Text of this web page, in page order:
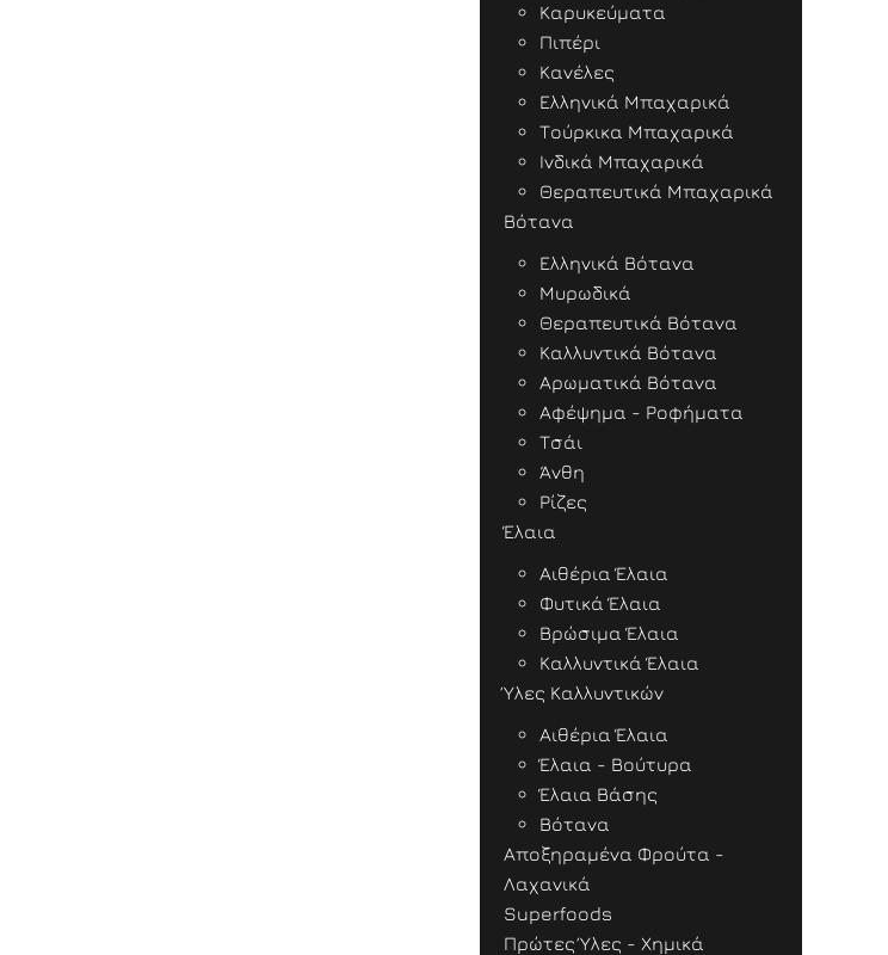
Καρυκεύματα
Πιπέρι
Κανέλες
Ελληνικά Μπαχαρικά
Τούρκικα Μπαχαρικά
Ινδικά Μπαχαρικά
Θεραπευτικά Μπαχαρικά
Βότανα
Ελληνικά Βότανα
Μυρωδικά
Θεραπευτικά Βότανα
Καλλυντικά Βότανα
Αρωματικά Βότανα
Αφέψημα - Ροφήματα
Τσάι
Άνθη
Ρίζες
Έλαια
Αιθέρια Έλαια
Φυτικά Έλαια
Βρώσιμα Έλαια
Καλλυντικά Έλαια
Ύλες Καλλυντικών
Αιθέρια Έλαια
Έλαια - Βούτυρα
Έλαια Βάσης
Βότανα
Αποξηραμένα Φρούτα -
Λαχανικά
Superfoods
Πρώτες Ύλες - Χημικά